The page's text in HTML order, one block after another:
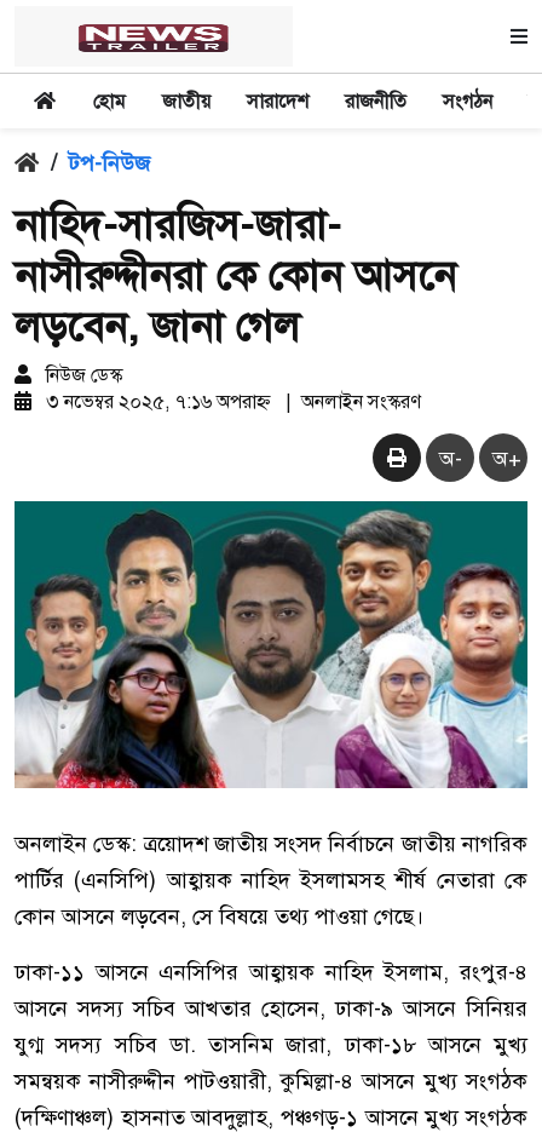
হোম জাতীয় সারাদেশ রাজনীতি সংগঠন
/ টপ-নিউজ
নাহিদ-সারজিস-জারা-
নাসীরুদ্দীনরা কে কোন আসনে
লড়বেন, জানা গেল
নিউজ ডেস্ক
৩ নভেম্বর ২০২৫, ৭:১৬ অপরাহ্ন
অনলাইন সংস্করণ
অ- অ+
অনলাইন ডেস্ক: ত্রয়োদশ জাতীয় সংসদ নির্বাচনে জাতীয় নাগরিক
পার্টির (এনসিপি) আহ্বায়ক নাহিদ ইসলামসহ শীর্ষ নেতারা কে
কোন আসনে লড়বেন, সে বিষয়ে তথ্য পাওয়া গেছে।
ঢাকা-১১ আসনে এনসিপির আহ্বায়ক নাহিদ ইসলাম, রংপুর-৪
আসনে সদস্য সচিব আখতার হোসেন, ঢাকা-৯ আসনে সিনিয়র
যুগ্ম সদস্য সচিব ডা. তাসনিম জারা, ঢাকা-১৮ আসনে মুখ্য
সমন্বয়ক নাসীরুদ্দীন পাটওয়ারী, কুমিল্লা-৪ আসনে মুখ্য সংগঠক
(দক্ষিণাঞ্চল) হাসনাত আবদুল্লাহ, পঞ্চগড়-১ আসনে মুখ্য সংগঠক